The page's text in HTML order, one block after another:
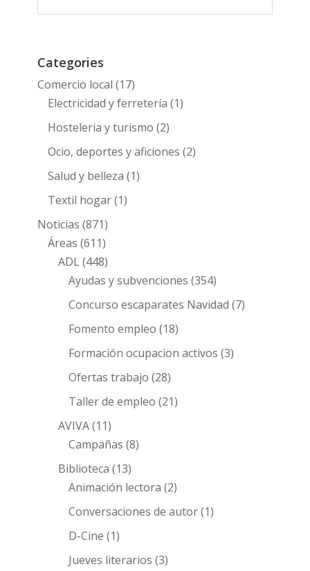
Categories
Comercio local (17)
Electricidad y ferretería (1)
Hosteleria y turismo (2)
Ocio, deportes y aficiones (2)
Salud y belleza (1)
Textil hogar(1)
Noticias (871)
Áreas (611)
ADL(448)
Ayudas y subvenciones (354)
Concurso escaparates Navidad (7)
Fomento empleo (18)
Formación ocupacion activos (3)
Ofertas trabajo (28)
Taller de empleo (21)
AVIVA(11)
Campañas (8)
Biblioteca (13)
Animación lectora (2)
Conversaciones de autor(1)
D-Cine (1)
Jueves literarios (3)